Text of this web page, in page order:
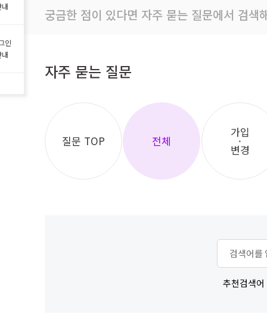
인
궁금한 점이 있다면 자주 묻는 질문에서 검색
자주 묻는 질문
질문 TOP 전체
가입
·
변경
추천검색어